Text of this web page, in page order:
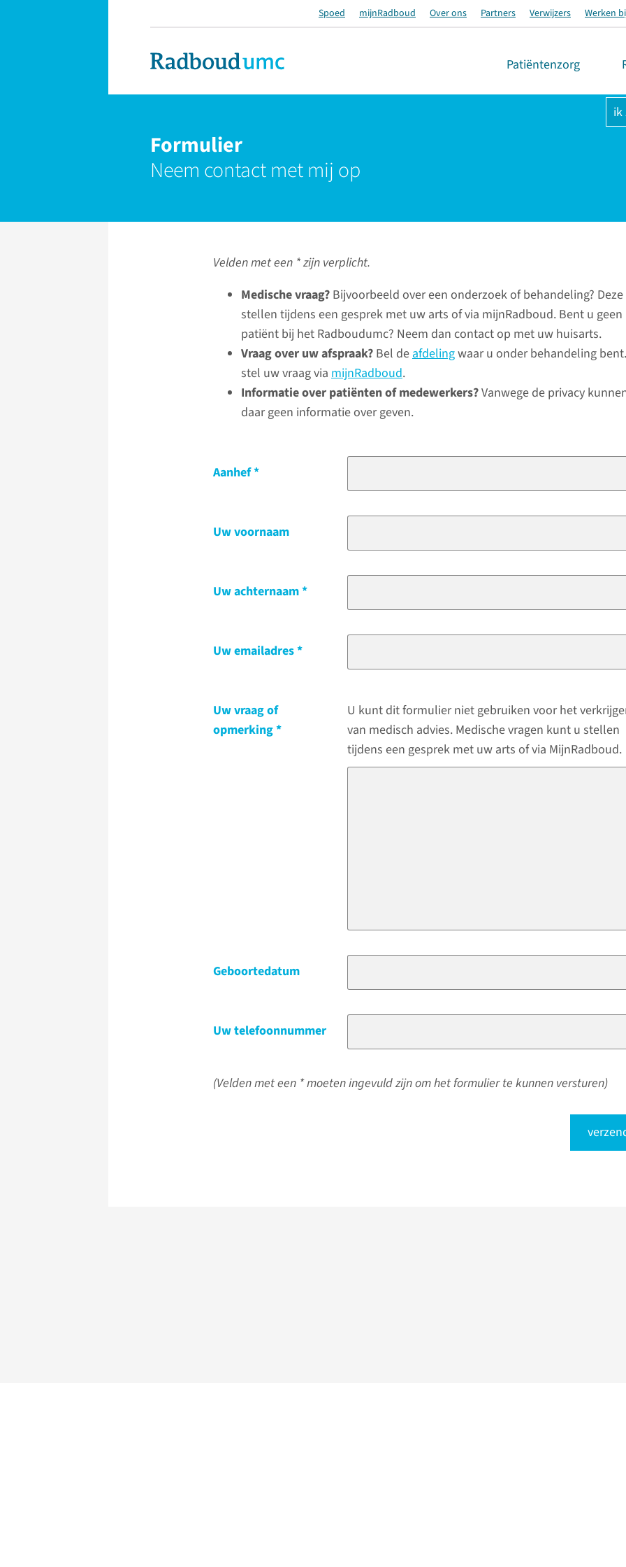
Spoed mijnRadboud Over ons Partners Verwijzers Werken
Patiëntenzorg
ik
Formulier
Neem contact met mij op
Velden met een * zijn verplicht.
Medische vraag? Bijvoorbeeld over een onderzoek of behandeling?
stellen tijdens een gesprek met uw arts of via mijnRadboud. Bent u geen
patiënt bij het Radboudumc? Neem dan contact op met uw huisarts.
Vraag over uw afspraak? Bel deafdelingwaar u onder behandeling
stel uw vraag via mijnRadboud.
Informatie over patiënten of medewerkers?Vanwege de privacy
daar geen informatie over geven.
Aanhef
Uw voornaam
Uw achternaam
Uw emailadres
Uw vraag of
opmerking
U kunt dit formulier niet gebruiken voor het
van medisch advies. Medische vragen kunt u stellen
tijdens een gesprek met uw arts of via MijnRadboud.
Geboortedatum
Uw telefoonnummer
(Velden met een * moeten ingevuld zijn om het formulier te kunnen versturen)